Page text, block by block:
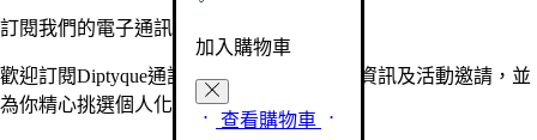
加入購物車
查看購物車
訂閱我們的電子通訊
歡迎訂閱Diptyque通訊，接收品牌最新產品資訊及活動邀請，並
為你精心挑選個人化的驚喜及禮物。